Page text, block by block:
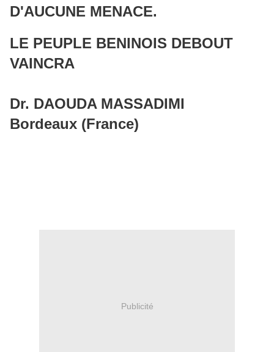
D'AUCUNE MENACE.
LE PEUPLE BENINOIS DEBOUT
VAINCRA
Dr. DAOUDA MASSADIMI
Bordeaux (France)
Publicité